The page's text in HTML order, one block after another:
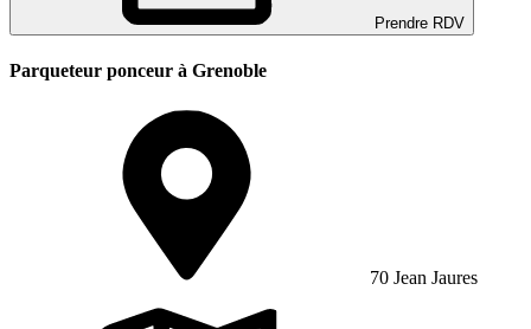
Prendre RDV
Parqueteur ponceur à Grenoble
70 Jean Jaures